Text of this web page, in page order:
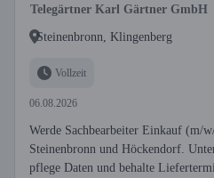
Telegärtner Karl Gärtner GmbH
Steinenbronn, Klingenberg
Vollzeit
06.08.2026
Werde Sachbearbeiter Einkauf (m/
Steinenbronn und Höckendorf.
pflege Daten und behalte